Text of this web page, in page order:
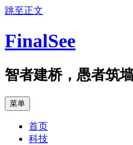
跳至正文
FinalSee
智者建桥，愚者筑
菜单
首页
科技